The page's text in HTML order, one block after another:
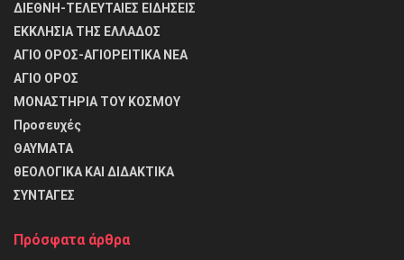
ΔΙΕΘΝΗ-ΤΕΛΕΥΤΑΙΕΣ ΕΙΔΗΣΕΙΣ
ΕΚΚΛΗΣΙΑ ΤΗΣ ΕΛΛΑΔΟΣ
ΑΓΙΟ ΟΡΟΣ-ΑΓΙΟΡΕΙΤΙΚΑ ΝΕΑ
ΑΓΙΟ ΟΡΟΣ
ΜΟΝΑΣΤΗΡΙΑ ΤΟΥ ΚΟΣΜΟΥ
Προσευχές
ΘΑΥΜΑΤΑ
θΕΟΛΟΓΙΚΑ ΚΑΙ ΔΙΔΑΚΤΙΚΑ
ΣΥΝΤΑΓΕΣ
Πρόσφατα άρθρα